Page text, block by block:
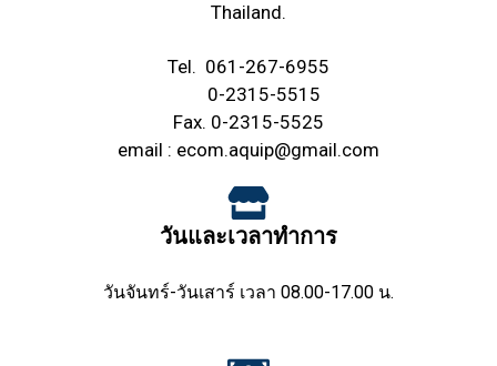
Thailand.
Tel. 061-267-6955
0-2315-5515
Fax. 0-2315-5525
email : ecom.aquip@gmail.com
วันและเวลาทำการ
วันจันทร์-วันเสาร์ เวลา 08.00-17.00 น.